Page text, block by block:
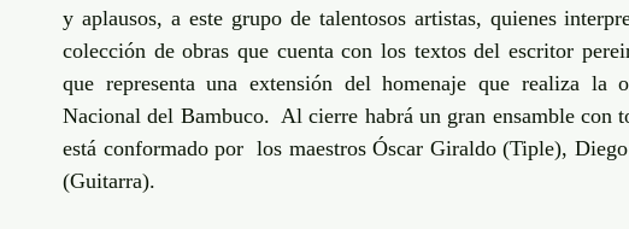
y aplausos, a este grupo de talentosos artistas, quienes
colección de obras que cuenta con los textos del escritor
que representa una extensión del homenaje que realiza la
Nacional del Bambuco.  Al cierre habrá un gran ensamble con
está conformado por  los maestros Óscar Giraldo (Tiple),
(Guitarra).